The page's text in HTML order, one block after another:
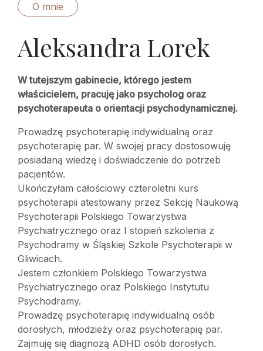
O mnie
Aleksandra Lorek
W tutejszym gabinecie, którego jestem
właścicielem, pracuję jako psycholog oraz
psychoterapeuta o orientacji psychodynamicznej.
Prowadzę psychoterapię indywidualną oraz
psychoterapię par. W swojej pracy dostosowuję
posiadaną wiedzę i doświadczenie do potrzeb
pacjentów.
Ukończyłam całościowy czteroletni kurs
psychoterapii atestowany przez Sekcję Naukową
Psychoterapii Polskiego Towarzystwa
Psychiatrycznego oraz I stopień szkolenia z
Psychodramy w Śląskiej Szkole Psychoterapii w
Gliwicach.
Jestem członkiem Polskiego Towarzystwa
Psychiatrycznego oraz Polskiego Instytutu
Psychodramy.
Prowadzę psychoterapię indywidualną osób
dorosłych, młodzieży oraz psychoterapię par.
Zajmuję się diagnozą ADHD osób dorosłych.